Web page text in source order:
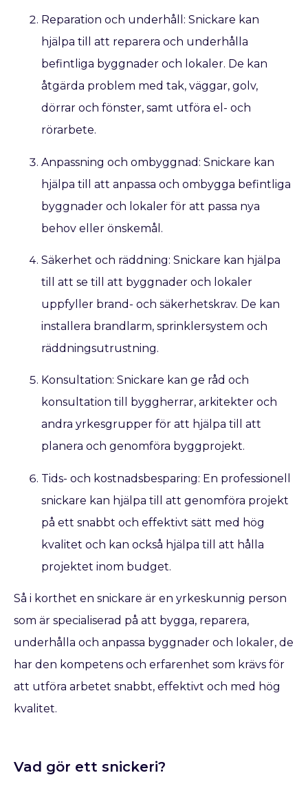
Reparation och underhåll: Snickare kan
hjälpa till att reparera och underhålla
befintliga byggnader och lokaler. De kan
åtgärda problem med tak, väggar, golv,
dörrar och fönster, samt utföra el- och
rörarbete.
Anpassning och ombyggnad: Snickare kan
hjälpa till att anpassa och ombygga befintliga
byggnader och lokaler för att passa nya
behov eller önskemål.
Säkerhet och räddning: Snickare kan hjälpa
till att se till att byggnader och lokaler
uppfyller brand- och säkerhetskrav. De kan
installera brandlarm, sprinklersystem och
räddningsutrustning.
Konsultation: Snickare kan ge råd och
konsultation till byggherrar, arkitekter och
andra yrkesgrupper för att hjälpa till att
planera och genomföra byggprojekt.
Tids- och kostnadsbesparing: En professionell
snickare kan hjälpa till att genomföra projekt
på ett snabbt och effektivt sätt med hög
kvalitet och kan också hjälpa till att hålla
projektet inom budget.
Så i korthet en snickare är en yrkeskunnig person
som är specialiserad på att bygga, reparera,
underhålla och anpassa byggnader och lokaler, de
har den kompetens och erfarenhet som krävs för
att utföra arbetet snabbt, effektivt och med hög
kvalitet.
Vad gör ett snickeri?